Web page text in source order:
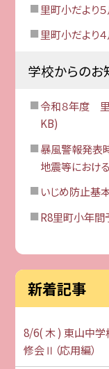
里町小だより
里町小だより
学校からのお
令和８年度 里
KB)
暴風警報発表
地震等におけ
いじめ防止基
R8里町小年間
新着記事
8/6( 木 ) 東山中学
修会Ⅱ（応用編）